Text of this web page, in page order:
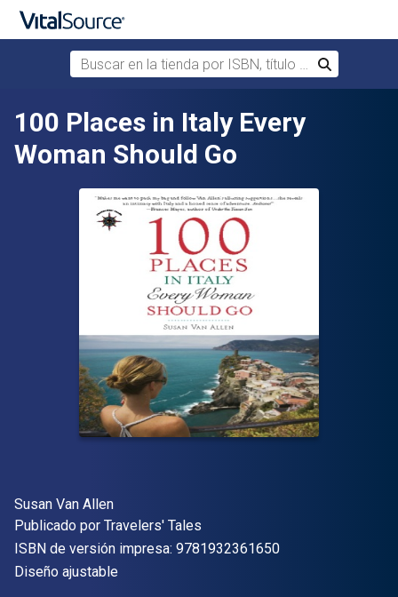
Saltar al contenido principal
Buscar en la tienda por ISBN, título o autor
Buscar
100 Places in Italy Every
Woman Should Go
Autor(es)
Susan Van Allen
Editor
Publicado por Travelers' Tales
ISBN de versión impresa: 9781932361650"ISBN-13
Formato
Diseño ajustable